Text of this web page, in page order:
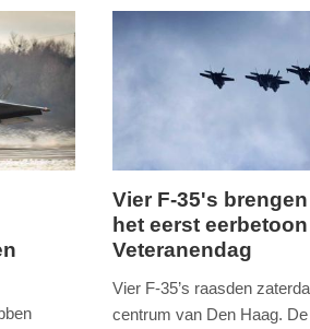
zaterdag,
25.
Vier F-35's
het eerst
Veteranendag
Vier F-35’s raasden
centrum van Den Haag. De